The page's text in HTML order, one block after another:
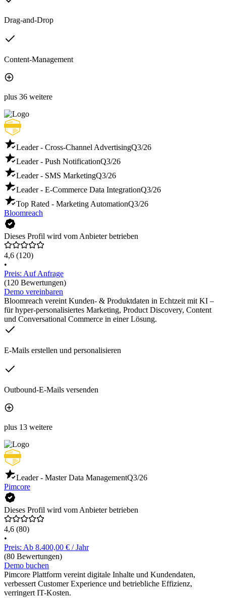
Drag-and-Drop
Content-Management
plus 36 weitere
Leader - Cross-Channel AdvertisingQ3/26
Leader - Push NotificationQ3/26
Leader - SMS MarketingQ3/26
Leader - E-Commerce Data IntegrationQ3/26
Top Rated - Marketing AutomationQ3/26
Bloomreach
Dieses Profil wird vom Anbieter betrieben
4,6 (120)
•
Preis: Auf Anfrage
(120 Bewertungen)
Demo vereinbaren
Bloomreach vereint Kunden- & Produktdaten in Echtzeit mit KI –
für hyper-personalisiertes Marketing, Product Discovery, Content
und Conversational Commerce in einer Lösung.
E-Mails erstellen und personalisieren
Outbound-E-Mails versenden
plus 13 weitere
Leader - Master Data ManagementQ3/26
Pimcore
Dieses Profil wird vom Anbieter betrieben
4,6 (80)
•
Preis: Ab 8.400,00 € / Jahr
(80 Bewertungen)
Demo buchen
Pimcore Plattform vereint digitale Inhalte und Kundendaten,
verbessert Customer Experience und betriebliche Effizienz,
verringert IT-Kosten.